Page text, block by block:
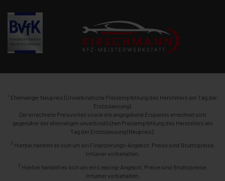
1 Ehemaliger Neupreis (Unverbindliche Preisempfehlung des Herstellers am Tag der
Erstzulassung).
Der errechnete Preisvorteil sowie die angegebene Ersparnis errechnet sich
gegenüber der ehemaligen unverbindlichen Preisempfehlung des Herstellers am
Tag der Erstzulassung (Neupreis).
2 Hierbei handelt es sich um ein Finanzierungs-Angebot. Preise sind Bruttopreise.
Irrtümer vorbehalten.
3 Hierbei handelt es sich um ein Leasing-Angebot. Preise sind Bruttopreise.
Irrtümer vorbehalten.